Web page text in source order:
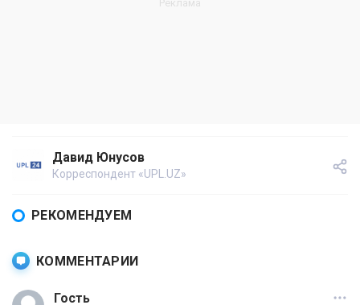
Давид Юнусов
Корреспондент «UPL.UZ»
РЕКОМЕНДУЕМ
КОММЕНТАРИИ
Гость